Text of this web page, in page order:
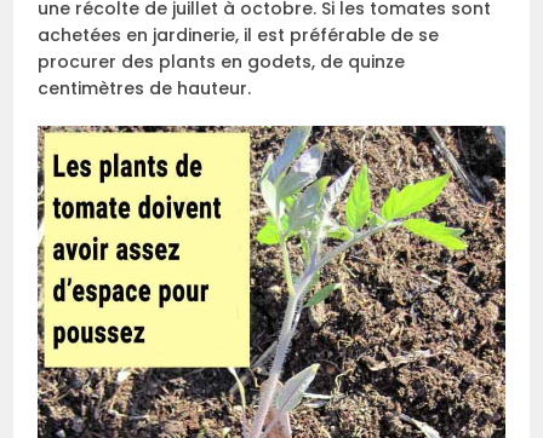
une récolte de juillet à octobre. Si les tomates sont
achetées en jardinerie, il est préférable de se
procurer des plants en godets, de quinze
centimètres de hauteur.